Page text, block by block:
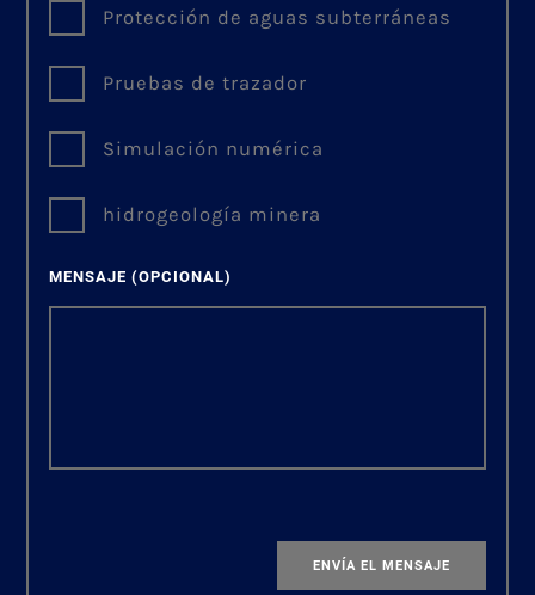
Protección de aguas subterráneas
Pruebas de trazador
Simulación numérica
hidrogeología minera
MENSAJE(OPCIONAL)
ENVÍA EL MENSAJE